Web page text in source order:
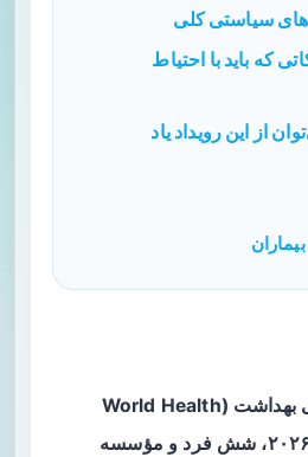
سیاستی کلی
که باید با احتیاط
از این رویداد یاد
در اجلاس مجمع جهانی بهداشت (World Health
Assembly) در سال ۲۰۲۶، شش فرد و مؤسسه